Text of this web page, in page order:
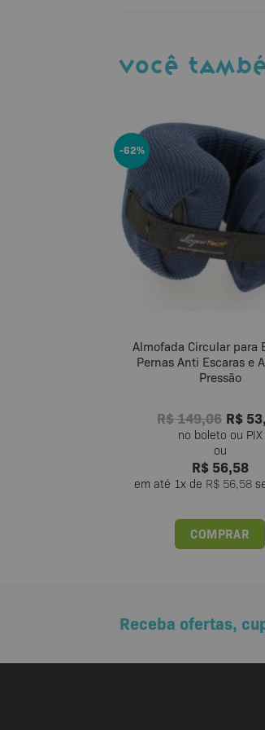
VOCÊ
-62%
Almofada Circular para
Pernas Anti Escaras e
Pressão
R$149,06 R$
R$56,58
em até 1x de R$ 56,58
COMPRAR
Receba ofertas,